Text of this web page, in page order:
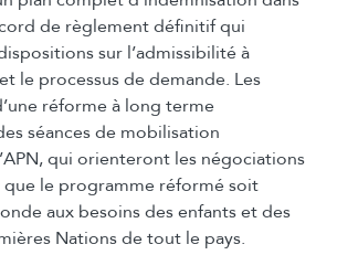
de règlement définitif qui
sur l’admissibilité à
le processus de demande. Les
réforme à long terme
séances de mobilisation
qui orienteront les négociations
que le programme réformé soit
aux besoins des enfants et des
Nations de tout le pays.